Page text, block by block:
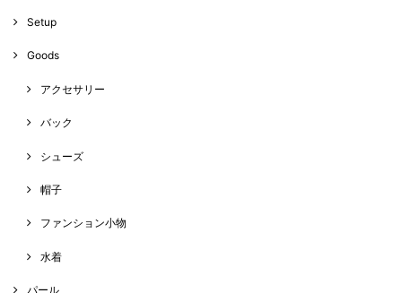
Setup
Goods
アクセサリー
バック
シューズ
帽子
ファンション小物
水着
パール